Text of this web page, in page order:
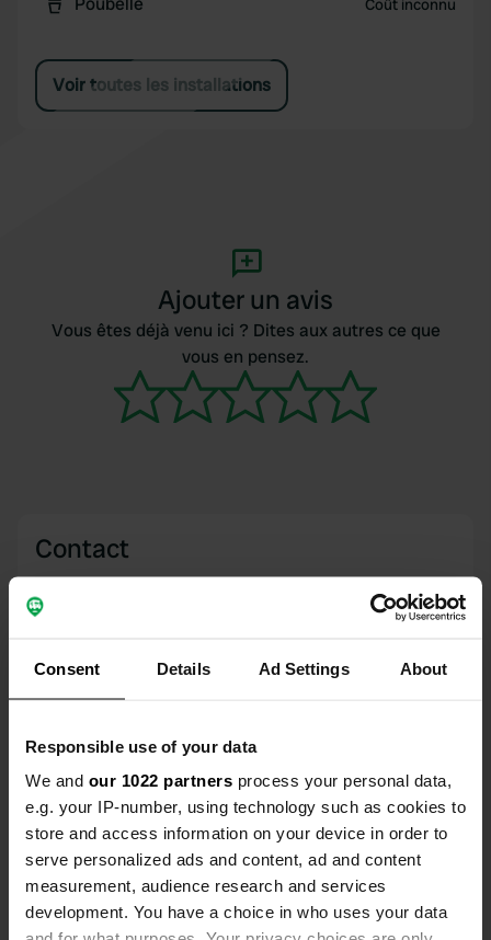
Consent Details Ad Settings About
Responsible use of your data
We and our 1022 partners process your personal data,
e.g. your IP-number, using technology such as cookies to
store and access information on your device in order to
serve personalized ads and content, ad and content
measurement, audience research and services
development. You have a choice in who uses your data
Coût inconnu
Voir toutes les installations
Ajouter un avis
Vous êtes déjà venu ici ? Dites aux autres ce que
vous en pensez.
Contact
UT 84535, Monticello, États-Unis
37° 44' 12" N 109° 24' 43" W
Copie
37.73677818 -109.41185118
Code du site
Passer àPRO+ PRO+